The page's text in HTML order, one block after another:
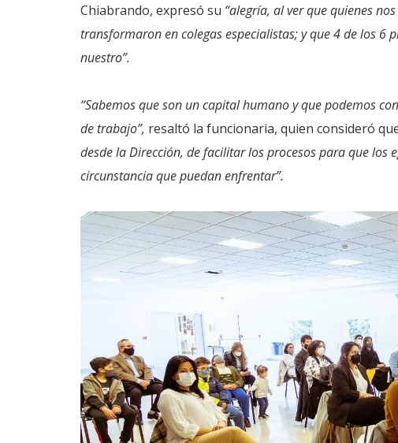
Chiabrando, expresó su “alegría, al ver que quienes
transformaron en colegas especialistas; y que 4 de los
nuestro”.
“Sabemos que son un capital humano y que podemos
de trabajo”, resaltó la funcionaria, quien consideró
desde la Dirección, de facilitar los procesos para que los
circunstancia que puedan enfrentar”.